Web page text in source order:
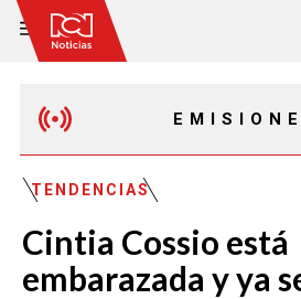
EMISIÓN 7:00
TENDENCIAS
Cintia Cossio está
embarazada y ya